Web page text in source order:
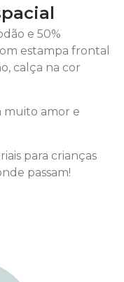
e 50%
estampa frontal
calça na cor
muito amor e
para crianças
passam!